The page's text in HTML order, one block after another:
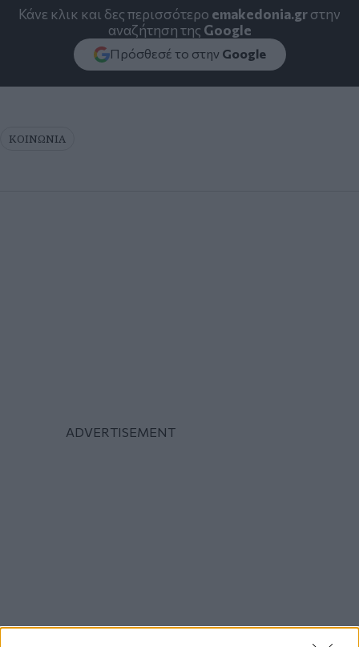
Κάνε κλικ και δες περισσότερο emakedonia.grστην
αναζήτηση της Google
Πρόσθεσέ το στην Google
ΚΟΙΝΩΝΙΑ